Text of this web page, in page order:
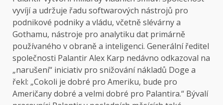
vyvíjí a udržuje řadu softwarových nástrojů pro
podnikové podniky a vládu, včetně slévárny a
Gothamu, nástroje pro analytiku dat primárně
používaného v obraně a inteligenci. Generální ředitel
společnosti Palantir Alex Karp nedávno odkazoval na
„narušení“ iniciativ pro snižování nákladů Doge a
řekl: „Cokoli je dobré pro Ameriku, bude pro
Američany dobré a velmi dobré pro Palantira.“ Bývalí